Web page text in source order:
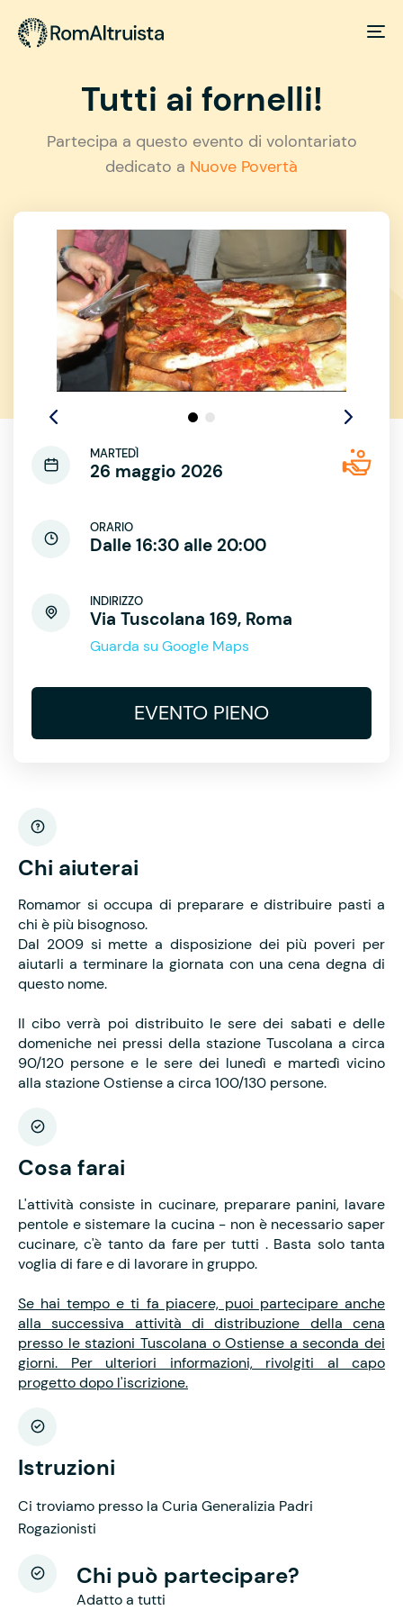
Tutti ai fornelli!
Partecipa a questo evento di volontariato
dedicato a Nuove Povertà
MARTEDÌ
26 maggio 2026
ORARIO
Dalle 16:30 alle 20:00
INDIRIZZO
Via Tuscolana 169, Roma
Guarda su Google Maps
EVENTO PIENO
Chi aiuterai
Romamor si occupa di preparare e distribuire pasti a
chi è più bisognoso.
Dal 2009 si mette a disposizione dei più poveri per
aiutarli a terminare la giornata con una cena degna di
questo nome.
Il cibo verrà poi distribuito le sere dei sabati e delle
domeniche nei pressi della stazione Tuscolana a circa
90/120 persone e le sere dei lunedì e martedì vicino
alla stazione Ostiense a circa 100/130 persone.
Cosa farai
L'attività consiste in cucinare, preparare panini, lavare
pentole e sistemare la cucina - non è necessario saper
cucinare, c'è tanto da fare per tutti . Basta solo tanta
voglia di fare e di lavorare in gruppo.
Se hai tempo e ti fa piacere, puoi partecipare anche
alla successiva attività di distribuzione della cena
presso le stazioni Tuscolana o Ostiense a seconda dei
giorni. Per ulteriori informazioni, rivolgiti al capo
progetto dopo l'iscrizione.
Istruzioni
Ci troviamo presso la Curia Generalizia Padri
Rogazionisti
Chi può partecipare?
Adatto a tutti